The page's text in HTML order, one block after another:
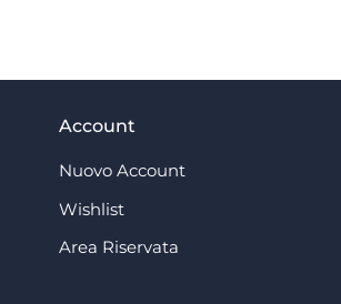
Account
Nuovo Account
Wishlist
Area Riservata